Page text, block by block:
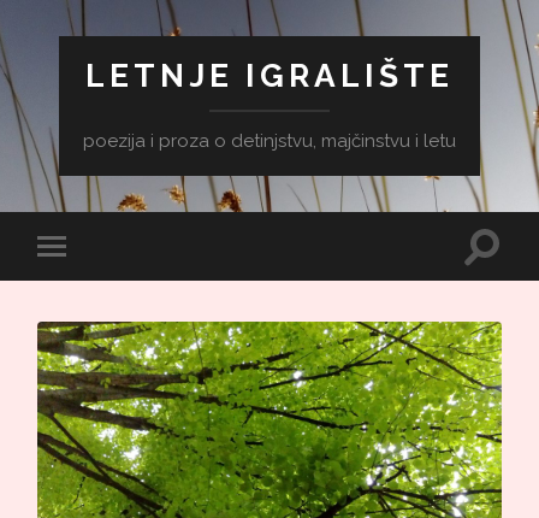
LETNJE IGRALIŠTE
poezija i proza o detinjstvu, majčinstvu i letu
mobile
Toggle